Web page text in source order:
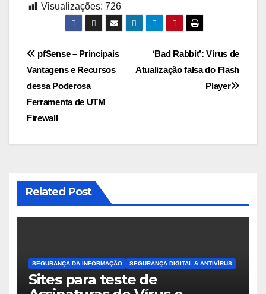
Visualizações: 726
Navegação
de
Post
‘Bad Rabbit’: Vírus de
Atualização falsa do Flash
Player
pfSense – Principais
Vantagens e Recursos
dessa Poderosa
Ferramenta de UTM
Firewall
Related Post
SEGURANÇA DA INFORMAÇÃO SEGURANÇA DIGITAL & ANTIVÍRUS
Sites para teste de